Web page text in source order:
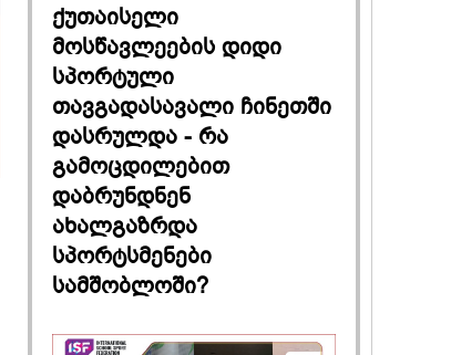
ქუთაისელი
მოსწავლეების დიდი
სპორტული
თავგადასავალი ჩინეთში
დასრულდა - რა
გამოცდილებით
დაბრუნდნენ
ახალგაზრდა
სპორტსმენები
სამშობლოში?